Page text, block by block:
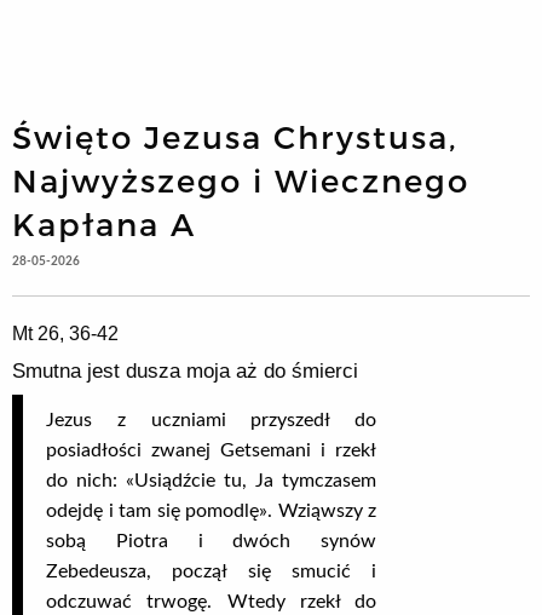
Święto Jezusa Chrystusa,
Najwyższego i Wiecznego
Kapłana A
28-05-2026
Mt 26, 36-42
Smutna jest dusza moja aż do śmierci
Jezus z uczniami przyszedł do
posiadłości zwanej Getsemani i rzekł
do nich: «Usiądźcie tu, Ja tymczasem
odejdę i tam się pomodlę». Wziąwszy z
sobą Piotra i dwóch synów
Zebedeusza, począł się smucić i
odczuwać trwogę. Wtedy rzekł do